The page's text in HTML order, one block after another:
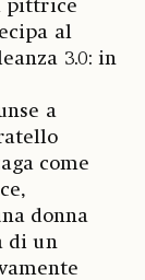
pittrice
al
3.0: in
a
come
donna
di un